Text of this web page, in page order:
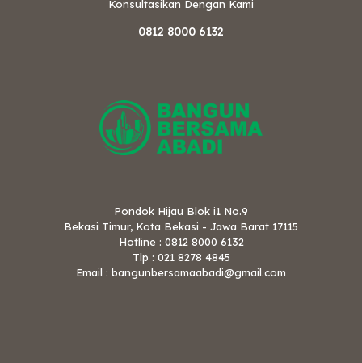
Konsultasikan Dengan Kami
0812 8000 6132
Pondok Hijau Blok i1 No.9
Bekasi Timur, Kota Bekasi - Jawa Barat 17115
Hotline : 0812 8000 6132
Tlp : 021 8278 4845
Email : bangunbersamaabadi@gmail.com